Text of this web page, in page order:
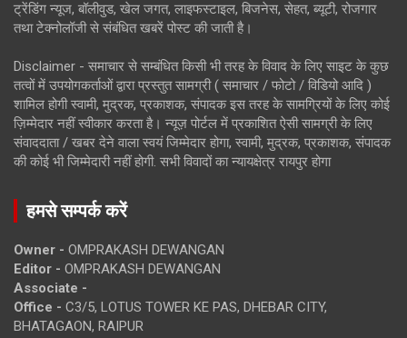
ट्रेंडिंग न्यूज, बॉलीवुड, खेल जगत, लाइफस्टाइल, बिजनेस, सेहत, ब्यूटी, रोजगार
तथा टेक्नोलॉजी से संबंधित खबरें पोस्ट की जाती है।
Disclaimer - समाचार से सम्बंधित किसी भी तरह के विवाद के लिए साइट के कुछ
तत्वों में उपयोगकर्ताओं द्वारा प्रस्तुत सामग्री ( समाचार / फोटो / विडियो आदि )
शामिल होगी स्वामी, मुद्रक, प्रकाशक, संपादक इस तरह के सामग्रियों के लिए कोई
ज़िम्मेदार नहीं स्वीकार करता है। न्यूज़ पोर्टल में प्रकाशित ऐसी सामग्री के लिए
संवाददाता / खबर देने वाला स्वयं जिम्मेदार होगा, स्वामी, मुद्रक, प्रकाशक, संपादक
की कोई भी जिम्मेदारी नहीं होगी. सभी विवादों का न्यायक्षेत्र रायपुर होगा
हमसे सम्पर्क करें
Owner - OMPRAKASH DEWANGAN
Editor - OMPRAKASH DEWANGAN
Associate -
Office - C3/5, LOTUS TOWER KE PAS, DHEBAR CITY,
BHATAGAON, RAIPUR